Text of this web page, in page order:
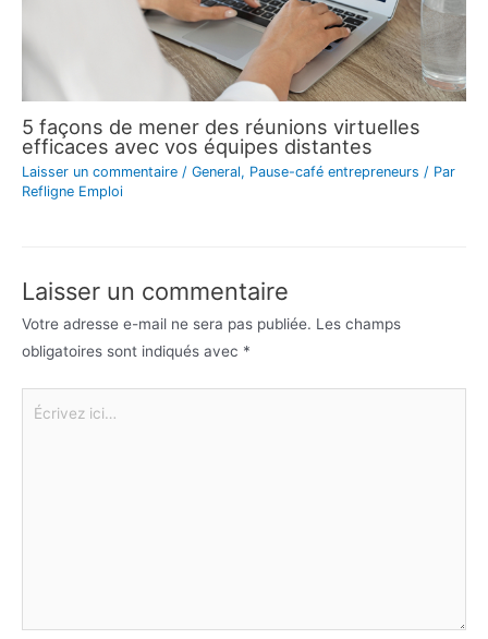
5 façons de mener des réunions virtuelles
efficaces avec vos équipes distantes
Laisser un commentaire / General, Pause-café entrepreneurs / Par
Refligne Emploi
Laisser un commentaire
Votre adresse e-mail ne sera pas publiée. Les champs
obligatoires sont indiqués avec *